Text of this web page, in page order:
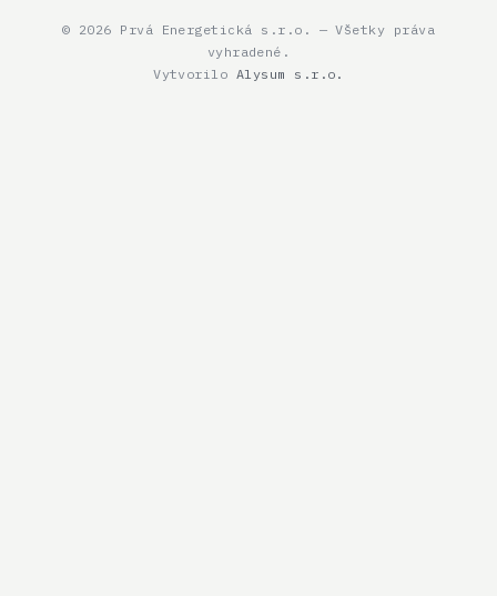
© 2026 Prvá Energetická s.r.o. — Všetky práva
vyhradené.
Vytvorilo Alysum s.r.o.